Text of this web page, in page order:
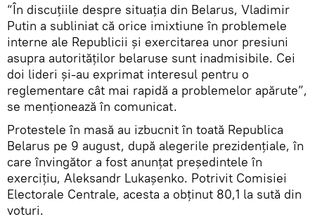
“În discuțiile despre situația din Belarus, Vladimir
Putin a subliniat că orice imixtiune în problemele
interne ale Republicii și exercitarea unor presiuni
asupra autorităților belaruse sunt inadmisibile. Cei
doi lideri și-au exprimat interesul pentru o
reglementare cât mai rapidă a problemelor apărute”,
se menționează în comunicat.
Protestele în masă au izbucnit în toată Republica
Belarus pe 9 august, după alegerile prezidențiale, în
care învingător a fost anunțat președintele în
exercițiu, Aleksandr Lukașenko. Potrivit Comisiei
Electorale Centrale, acesta a obținut 80,1 la sută din
voturi.